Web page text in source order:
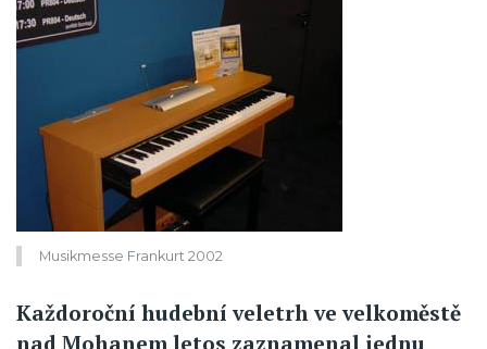
Musikmesse Frankurt 2002
Každoroční hudební veletrh ve velkoměstě
nad Mohanem letos zaznamenal jednu